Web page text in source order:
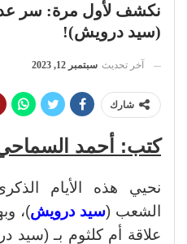
نكشف لأول مرة: سر عدم
(سيد درويش)!
آخر تحديث سبتمبر 12, 2023
شارك
كتب: أحمد
نحيي هذه الأيام
الشعب (سيد درويش)،
علاقة أم كلثوم بـ